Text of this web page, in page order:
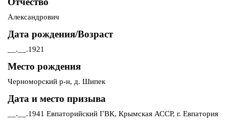
Александрович
Дата рождения/Возраст
__.__.1921
Место рождения
Черноморский р-н, д. Шипек
Дата и место призыва
__.__.1941 Евпаторийский ГВК, Крымская АССР, г. Евпатория